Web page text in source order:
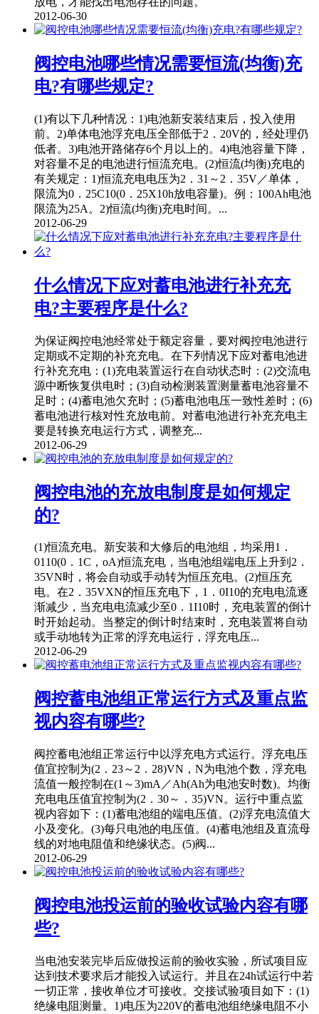
2012-06-30
阀控电池哪些情况需要恒流(均衡)充
电?有哪些规定?
(1)有以下几种情况：1)电池新安装结束后，投入使用
前。2)单体电池浮充电压全部低于2．20V的，经处理仍
低者。3)电池开路储存6个月以上的。4)电池容量下降，
对容量不足的电池进行恒流充电。(2)恒流(均衡)充电的
有关规定：1)恒流充电电压为2．31～2．35V／单体，
限流为0．25C10(0．25X10h放电容量)。例：100Ah电池
限流为25A。2)恒流(均衡)充电时间。...
2012-06-29
什么情况下应对蓄电池进行补充充
电?主要程序是什么?
为保证阀控电池经常处于额定容量，要对阀控电池进行
定期或不定期的补充充电。在下列情况下应对蓄电池进
行补充充电：(1)充电装置运行在自动状态时：(2)交流电
源中断恢复供电时；(3)自动检测装置测量蓄电池容量不
足时；(4)蓄电池欠充时；(5)蓄电池电压一致性差时；(6)
蓄电池进行核对性充放电前。对蓄电池进行补充充电主
要是转换充电运行方式，调整充...
2012-06-29
阀控电池的充放电制度是如何规定
的?
(1)恒流充电。新安装和大修后的电池组，均采用1．
0110(0．1C，oA)恒流充电，当电池组端电压上升到2．
35VN时，将会自动或手动转为恒压充电。(2)恒压充
电。在2．35VXN的恒压充电下，1．0I10的充电电流逐
渐减少，当充电电流减少至0．1I10时，充电装置的倒计
时开始起动。当整定的倒计时结束时，充电装置将自动
或手动地转为正常的浮充电运行，浮充电压...
2012-06-29
阀控蓄电池组正常运行方式及重点监
视内容有哪些?
阀控蓄电池组正常运行中以浮充电方式运行。浮充电压
值宜控制为(2．23～2．28)VN，N为电池个数，浮充电
流值一般控制在(1～3)mA／Ah(Ah为电池安时数)。均衡
充电电压值宜控制为(2．30～．35)VN。运行中重点监
视内容如下：(1)蓄电池组的端电压值。(2)浮充电流值大
小及变化。(3)每只电池的电压值。(4)蓄电池组及直流母
线的对地电阻值和绝缘状态。(5)阀...
2012-06-29
阀控电池投运前的验收试验内容有哪
些?
当电池安装完毕后应做投运前的验收实验，所试项目应
达到技术要求后才能投入试运行。并且在24h试运行中若
一切正常，接收单位才可接收。交接试验项目如下：(1)
绝缘电阻测量。1)电压为220V的蓄电池组绝缘电阻不小